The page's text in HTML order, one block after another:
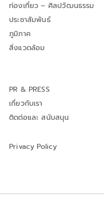
ท่องเที่ยว – ศิลปวัฒนธรรม
ประชาสัมพันธ์
ภูมิภาค
สิ่งแวดล้อม
PR & PRESS
เกี่ยวกับเรา
ติดต่อและ สนับสนุน
Privacy Policy